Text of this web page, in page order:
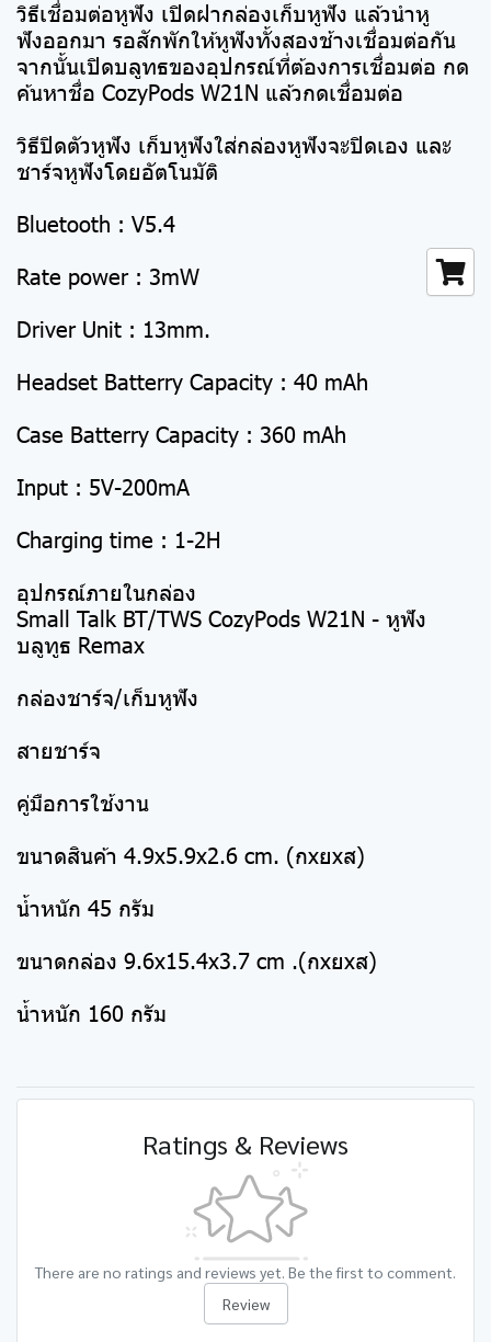
วิธีเชื่อมต่อหูฟัง เปิดฝากล่องเก็บหูฟัง แล้วนำหู
ฟังออกมา รอสักพักให้หูฟังทั้งสองช้างเชื่อมต่อกัน
จากนั้นเปิดบลูทธของอุปกรณ์ที่ต้องการเชื่อมต่อ กด
ค้นหาชื่อ CozyPods W21N แล้วกดเชื่อมต่อ
วิธีปิดตัวหูฟัง เก็บหูฟังใส่กล่องหูฟังจะปิดเอง และ
ชาร์จหูฟังโดยอัตโนมัติ
Bluetooth : V5.4
Rate power : 3mW
Driver Unit : 13mm.
Headset Batterry Capacity : 40 mAh
Case Batterry Capacity : 360 mAh
Input : 5V-200mA
Charging time : 1-2H
อุปกรณ์ภายในกล่อง
Small Talk BT/TWS CozyPods W21N - หูฟัง
บลูทูธ Remax
กล่องชาร์จ/เก็บหูฟัง
สายชาร์จ
คู่มือการใช้งาน
ขนาดสินค้า 4.9x5.9x2.6 cm. (กxยxส)
น้ำหนัก 45 กรัม
ขนาดกล่อง 9.6x15.4x3.7 cm .(กxยxส)
น้ำหนัก 160 กรัม
Ratings & Reviews
There are no ratings and reviews yet. Be the first to comment.
Review